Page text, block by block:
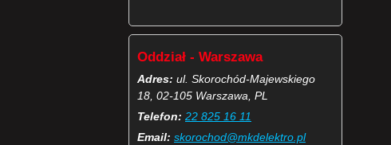
Oddział - Warszawa
Adres: ul. Skorochód-Majewskiego
18, 02-105 Warszawa, PL
Telefon: 22 825 16 11
Email: skorochod@mkdelektro.pl